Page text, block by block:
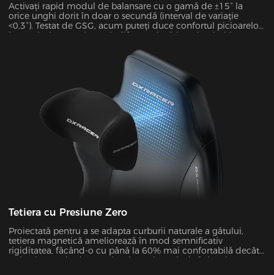
Activați rapid modul de balansare cu o gamă de ±15° la
orice unghi dorit în doar o secundă (interval de variație
<0,3°). Testat de GSG, acum puteți duce confortul picioarelor
la un nivel cu totul nou, indiferent dacă jucați, mințiți,
Tetiera cu Presiune Zero
Proiectată pentru a se adapta curburii naturale a gâtului,
tetiera magnetică ameliorează în mod semnificativ
rigiditatea, făcând-o cu până la 60% mai confortabilă decât
tetierele standard. Cu o densitate de 50 kg/m³ și o ajustare a